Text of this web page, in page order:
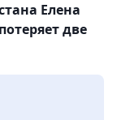
Елена
две